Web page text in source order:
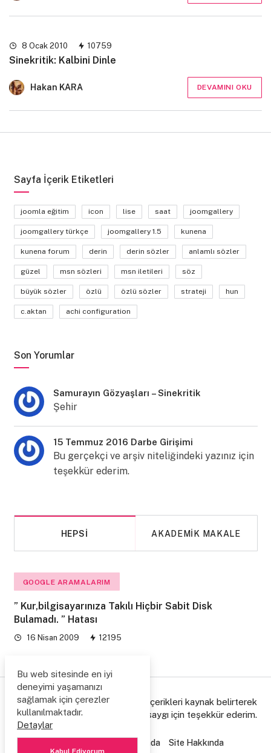
8 Ocak 2010 10759
Sinekritik: Kalbini Dinle
Hakan KARA DEVAMINI OKU
Sayfa İçerik Etiketleri
joomla eğitim icon lise saat joomgallery
joomgallery türkçe joomgallery 1.5 kunena
kunena forum derin derin sözler anlamlı sözler
güzel msn sözleri msn iletileri söz
büyük sözler özlü özlü sözler strateji hun
c.aktan achi configuration
Son Yorumlar
Samurayın Gözyaşları – Sinekritik
Şehir
15 Temmuz 2016 Darbe Girişimi
Bu gerçekçi ve arşiv niteliğindeki yazınız için
teşekkür ederim.
HEPSI AKADEMIK MAKALE
GOOGLE ARAMALARIM
” Kur,bilgisayarınıza Takılı Hiçbir Sabit Disk
Bulamadı. ” Hatası
16 Nisan 2009 12195
© Copyright 2006/2026. Lütfen içerikleri kaynak belirterek
paylaşınız, emeğe gösterdiğiniz saygı için teşekkür ederim.
Hakkımda Site Hakkında
Bu web sitesinde en iyi
deneyimi yaşamanızı
sağlamak için çerezler
kullanılmaktadır.
Detaylar
Kabul Ediyorum